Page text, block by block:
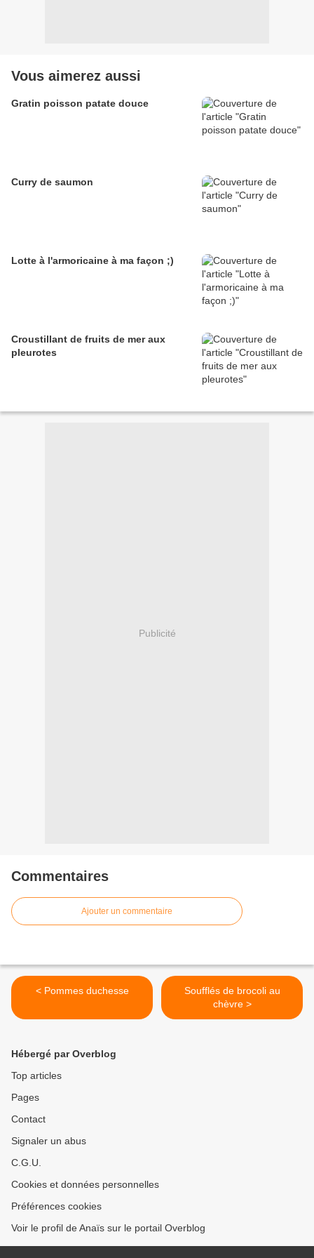
Vous aimerez aussi
Gratin poisson patate douce
Curry de saumon
Lotte à l'armoricaine à ma façon ;)
Croustillant de fruits de mer aux
pleurotes
Publicité
Commentaires
Ajouter un commentaire
< Pommes duchesse
Soufflés de brocoli au
chèvre >
Hébergé par Overblog
Top articles
Pages
Contact
Signaler un abus
C.G.U.
Cookies et données personnelles
Préférences cookies
Voir le profil de Anaïs sur le portail Overblog